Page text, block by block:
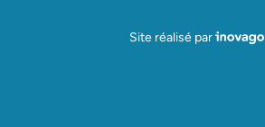
Site réalisé par